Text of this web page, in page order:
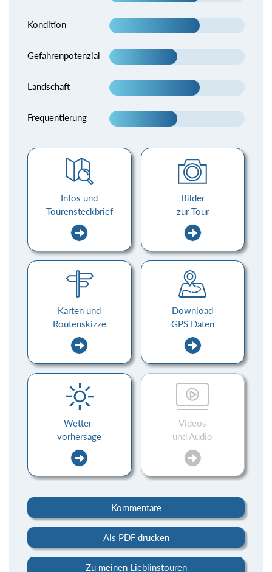
Kondition
Gefahrenpotenzial
Landschaft
Frequentierung
Infos und
Tourensteckbrief
Bilder
zur Tour
Karten und
Routenskizze
Download
GPS Daten
Wetter-
vorhersage
Videos
und Audio
Kommentare
Als PDF drucken
Zu meinen Lieblinstouren